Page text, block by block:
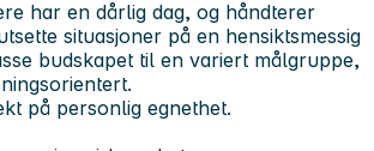
har en dårlig dag, og håndterer
situasjoner på en hensiktsmessig
budskapet til en variert målgruppe,
på personlig egnethet.